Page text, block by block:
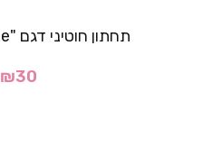
תחתון חוטיני דגם "Renae"- מנומר
₪30